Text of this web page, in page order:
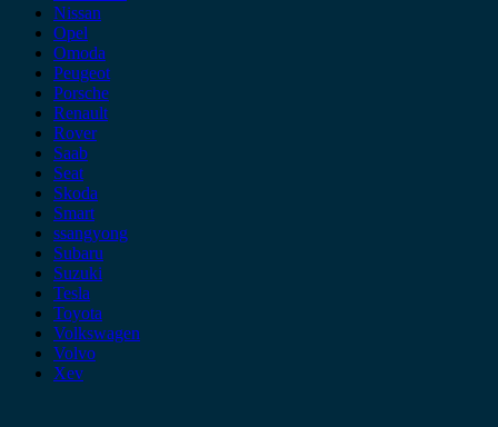
Nissan
Opel
Omoda
Peugeot
Porsche
Renault
Rover
Saab
Seat
Skoda
Smart
ssangyong
Subaru
Suzuki
Tesla
Toyota
Volkswagen
Volvo
Xev